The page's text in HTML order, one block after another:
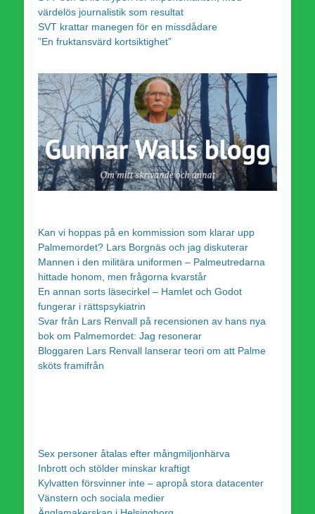
värdelös journalistik som resultat
SVT krattar manegen för en missdådare
”En fruktansvärd kortsiktighet”
Kan vi hoppas på en kommission som klarar upp
Palmemordet? Lars Borgnäs och jag diskuterar
Mannen i den militära uniformen – Palmeutredarna
hittade honom, men frågorna kvarstår
En annan sorts läsecirkel – Hamlet och Godot
fungerar i rättspsykiatrin
Svar från Lars Renvall på recensionen av hans nya
bok om Palmemordet: Jag resonerar
Bloggaren Lars Renvall lanserar teori om att Palme
sköts framifrån
Sex personer åtalas efter mångmiljonhärva
Inbrott och stölder minskar kraftigt
Kylvatten försvinner inte – apropå stora datacenter
Vänstern och sociala medier